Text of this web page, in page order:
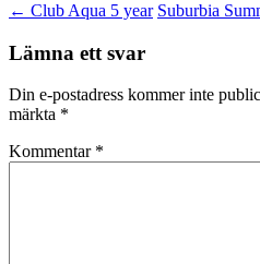
← Club Aqua 5 year Suburbia
Lämna ett svar
Din e-postadress kommer inte
märkta *
Kommentar *